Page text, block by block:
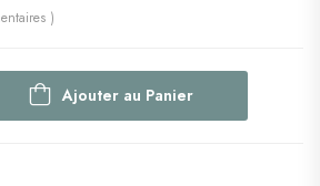
)
Ajouter au Panier